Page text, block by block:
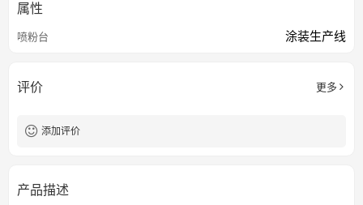
属性
喷粉台 涂装生产线
评价 更多
添加评价
产品描述